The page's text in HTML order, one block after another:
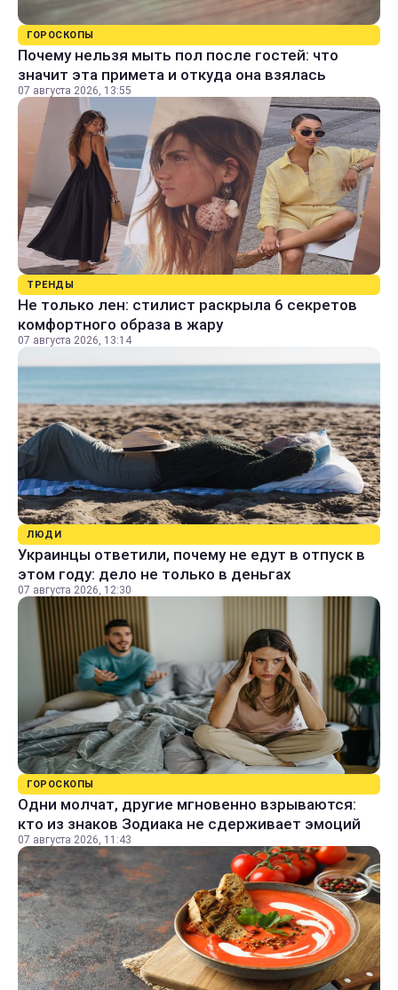
ГОРОСКОПЫ
Почему нельзя мыть пол после гостей: что
значит эта примета и откуда она взялась
07 августа 2026, 13:55
ТРЕНДЫ
Не только лен: стилист раскрыла 6 секретов
комфортного образа в жару
07 августа 2026, 13:14
ЛЮДИ
Украинцы ответили, почему не едут в отпуск в
этом году: дело не только в деньгах
07 августа 2026, 12:30
ГОРОСКОПЫ
Одни молчат, другие мгновенно взрываются:
кто из знаков Зодиака не сдерживает эмоций
07 августа 2026, 11:43